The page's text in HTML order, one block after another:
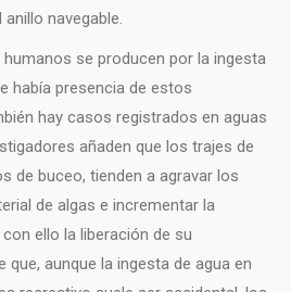
navegable.
se producen por la ingesta
había presencia de estos
hay casos registrados en aguas
añaden que los trajes de
de buceo, tienden a agravar los
de algas e incrementar la
ello la liberación de su
que, aunque la ingesta de agua en